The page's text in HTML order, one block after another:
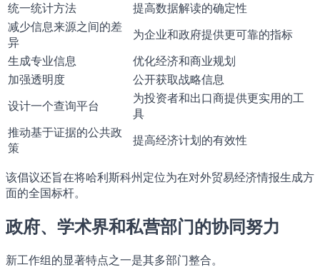
统一统计方法
提高数据解读的确定性
减少信息来源之间的差
异
为企业和政府提供更可靠的指标
生成专业信息
优化经济和商业规划
加强透明度
公开获取战略信息
设计一个查询平台
为投资者和出口商提供更实用的工
具
推动基于证据的公共政
策
提高经济计划的有效性
该倡议还旨在将哈利斯科州定位为在对外贸易经济情报生成方
面的全国标杆。
政府、学术界和私营部门的协同努力
新工作组的显著特点之一是其多部门整合。